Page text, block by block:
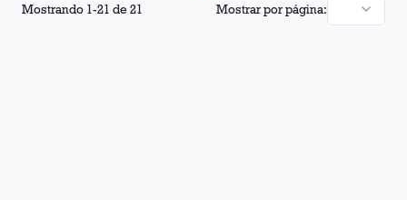
Mostrando 1-21 de21 Mostrar por página: